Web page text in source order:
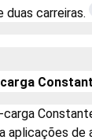
duas carreiras.
aplicações de